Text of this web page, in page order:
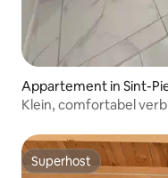
Appartement in Sint-
Klein, comfortabel
Superhost
Superhost